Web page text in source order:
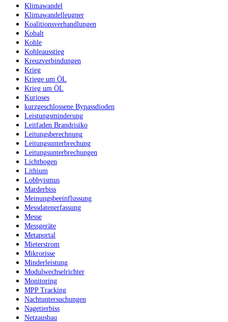
Klimawandel
Klimawandelleugner
Koalitionsverhandlungen
Kobalt
Kohle
Kohleausstieg
Kreuzverbindungen
Krieg
Kriege um ÖL
Krieg um ÖL
Kurioses
kurzgeschlossene Bypassdioden
Leistungsminderung
Leitfaden Brandrisiko
Leitungsberechnung
Leitungsunterbrechung
Leitungsunterbrechungen
Lichtbogen
Lithium
Lobbyismus
Marderbiss
Meinungsbeeinflussung
Messdatenerfassung
Messe
Messgeräte
Metaportal
Mieterstrom
Mikrorisse
Minderleistung
Modulwechselrichter
Monitoring
MPP Tracking
Nachtuntersuchungen
Nagetierbiss
Netzausbau